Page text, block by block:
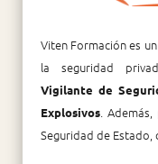
Viten Formación es
la seguridad
Vigilante de
Explosivos.
Seguridad de Estado,